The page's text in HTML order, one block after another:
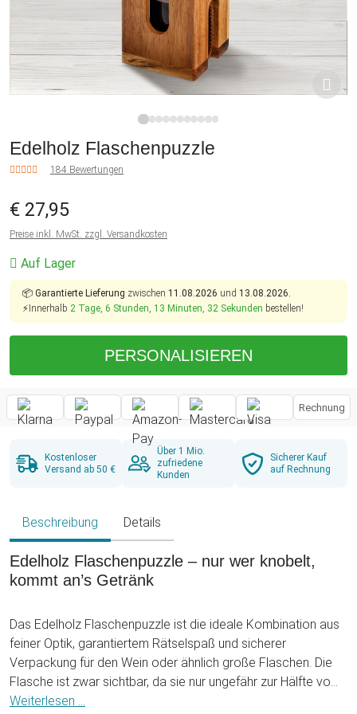
Edelholz Flaschenpuzzle
184 Bewertungen
€ 27,95
Preise inkl. MwSt. zzgl. Versandkosten
Auf Lager
📦 Garantierte Lieferung zwischen 11.08.2026 und 13.08.2026.
⚡Innerhalb 2 Tage, 6 Stunden, 13 Minuten, 31 Sekunden bestellen!
PERSONALISIEREN
Rechnung
Kostenloser
Versand ab 50 €
Über 1 Mio.
zufriedene
Kunden
Sicherer Kauf
auf Rechnung
Beschreibung Details
Edelholz Flaschenpuzzle – nur wer knobelt,
kommt an’s Getränk
Das Edelholz Flaschenpuzzle ist die ideale Kombination aus
feiner Optik, garantiertem Rätselspaß und sicherer
Verpackung für den Wein oder ähnlich große Flaschen. Die
Flasche ist zwar sichtbar, da sie nur ungefähr zur Hälfte vom
Holz des Flaschenpuzzles umgeben ist, aber dennoch nicht
Weiterlesen ...